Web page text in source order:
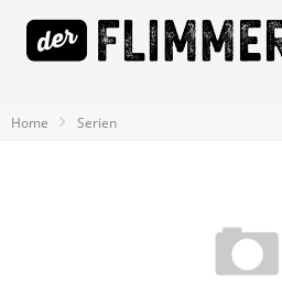
Home Serien